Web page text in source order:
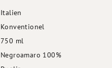
Italien
Konventionel
750 ml
Negroamaro 100%